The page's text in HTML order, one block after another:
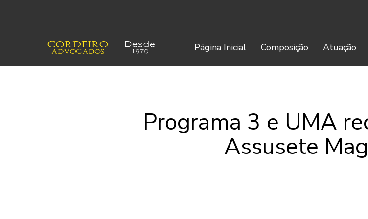
Página Inicial Composição Atuação
Programa 3 e UMA
Assusete